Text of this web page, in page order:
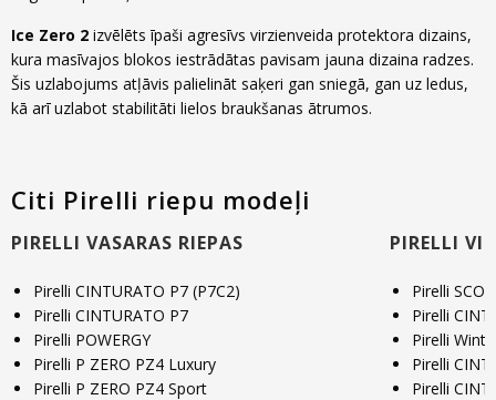
Ice Zero 2 izvēlēts īpaši agresīvs virzienveida protektora dizains,
kura masīvajos blokos iestrādātas pavisam jauna dizaina radzes.
Šis uzlabojums atļāvis palielināt saķeri gan sniegā, gan uz ledus,
kā arī uzlabot stabilitāti lielos braukšanas ātrumos.
Citi Pirelli riepu modeļi
PIRELLI VASARAS RIEPAS
Pirelli CINTURATO P7 (P7C2)
Pirelli CINTURATO P7
Pirelli POWERGY
Pirelli P ZERO PZ4 Luxury
Pirelli P ZERO PZ4 Sport
PIRELLI
Pirelli
Pirelli
Pirelli
Pirelli
Pirelli